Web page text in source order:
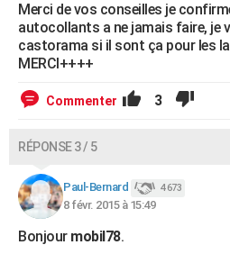
Merci de vos conseilles je
autocollants a ne jamais faire, je
castorama si il sont ça pour les
MERCI++++
Commenter 3
RÉPONSE 3 / 5
Paul-Bernard 4 673
8 févr. 2015 à 15:49
Bonjour mobil78.